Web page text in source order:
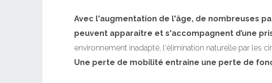
Avec l'augmentation de l'âge, de nombreuses
peuvent apparaitre et s'accompagnent d’une
environnement inadapté, l'élimination naturelle par les
Une perte de mobilité entraine une perte de